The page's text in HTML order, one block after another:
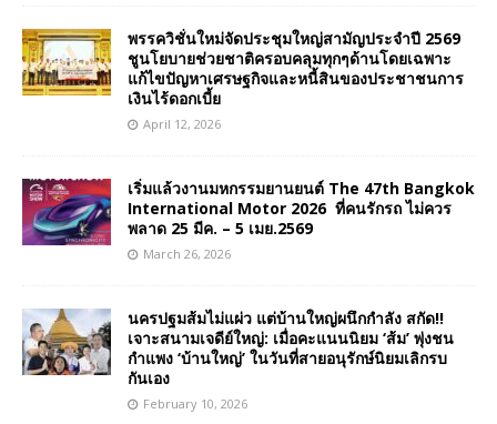
พรรควิชั่นใหม่จัดประชุมใหญ่สามัญประจำปี 2569
ชูนโยบายช่วยชาติครอบคลุมทุกๆด้านโดยเฉพาะ
แก้ไขปัญหาเศรษฐกิจและหนี้สินของประชาชนการ
เงินไร้ดอกเบี้ย
April 12, 2026
เริ่มแล้วงานมหกรรมยานยนต์ The 47th Bangkok
International Motor 2026 ที่คนรักรถ ไม่ควร
พลาด 25 มีค. – 5 เมย.2569
March 26, 2026
นครปฐมส้มไม่แผ่ว แต่บ้านใหญ่ผนึกกำลัง สกัด!!
เจาะสนามเจดีย์ใหญ่: เมื่อคะแนนนิยม ‘ส้ม’ พุ่งชน
กำแพง ‘บ้านใหญ่’ ในวันที่สายอนุรักษ์นิยมเลิกรบ
กันเอง
February 10, 2026